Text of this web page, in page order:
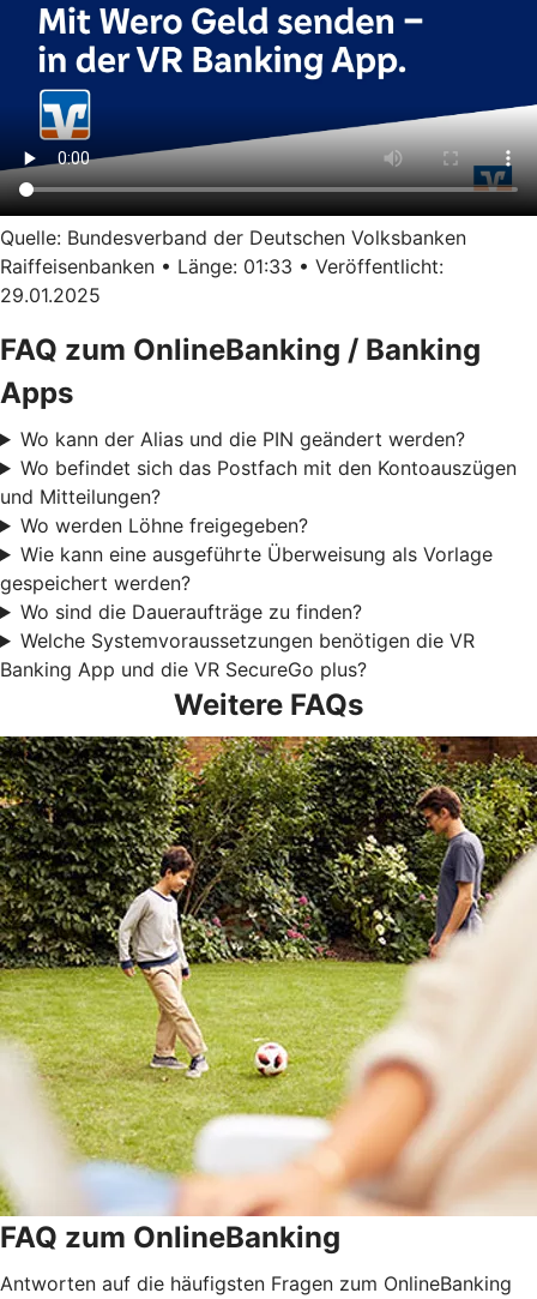
Quelle: Bundesverband der Deutschen Volksbanken
Raiffeisenbanken • Länge: 01:33 • Veröffentlicht:
29.01.2025
FAQ zum OnlineBanking / Banking
Apps
Wo kann der Alias und die PIN geändert werden?
Wo befindet sich das Postfach mit den Kontoauszügen
und Mitteilungen?
Wo werden Löhne freigegeben?
Wie kann eine ausgeführte Überweisung als Vorlage
gespeichert werden?
Wo sind die Daueraufträge zu finden?
Welche Systemvoraussetzungen benötigen die VR
Banking App und die VR SecureGo plus?
Weitere FAQs
FAQ zum OnlineBanking
Antworten auf die häufigsten Fragen zum OnlineBanking